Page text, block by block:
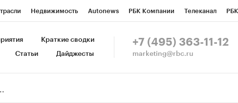
Недвижимость Autonews РБК Компании Телеканал
Спецпроекты СПб Конференции СПб Спецпроекты
Краткие сводки
Статьи Дайджесты
+7 (495) 363-11-12
marketing@rbc.ru